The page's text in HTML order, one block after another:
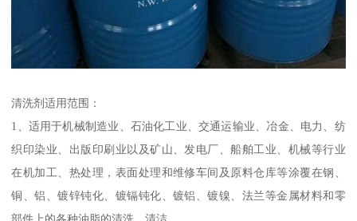
清洗剂适用范围：
1、适用于机械制造业、石油化工业、交通运输业、冶金、电力、纺
织印染业、出版印刷业以及矿山、发电厂、船舶工业、机械等行业
在机加工、热处理，表面处理和维修车间及原料仓库等涂覆在钢、
铜、铝、镀锌钝化、镀镉钝化、镀铝、镀镍、法兰等金属材料和零